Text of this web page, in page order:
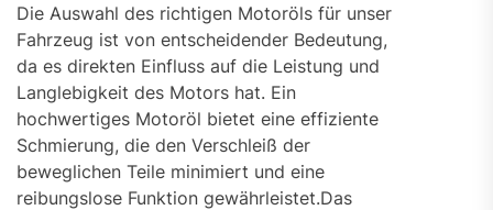
Die Auswahl des richtigen Motoröls für unser
Fahrzeug ist von entscheidender Bedeutung,
da es direkten Einfluss auf die Leistung und
Langlebigkeit des Motors hat. Ein
hochwertiges Motoröl bietet eine effiziente
Schmierung, die den Verschleiß der
beweglichen Teile minimiert und eine
reibungslose Funktion gewährleistet.Das